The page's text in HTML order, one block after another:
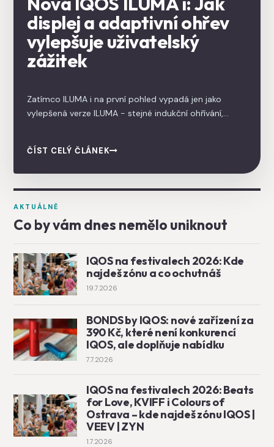
displej a adaptivní ohřev
vylepšuje uživatelský
zážitek
Zatímco ILUMA i na první pohled vypadá jen jako
vylepšená verze ILUMA - stejné indukční ohřívání,
displej. ILUMA i je první IQOS, který přidává uživatelské
ČÍST CELÝ ČLÁNEK
AKTUÁLNĚ
Co by vám dnes nemělo uniknout
IQOS na festivalech 2026: Kde
najdeš zónu a co ochutnáš
19.7.2026
BONDS by IQOS: nové zařízení za
390 Kč, které není konkurencí
IQOS, ale doplňuje nabídku
7.7.2026
IQOS na festivalech 2026: Beats
for Love, KVIFF i Colours of
Ostrava – kde najdeš zónu IQOS |
VEEV | ZYN
1.7.2026